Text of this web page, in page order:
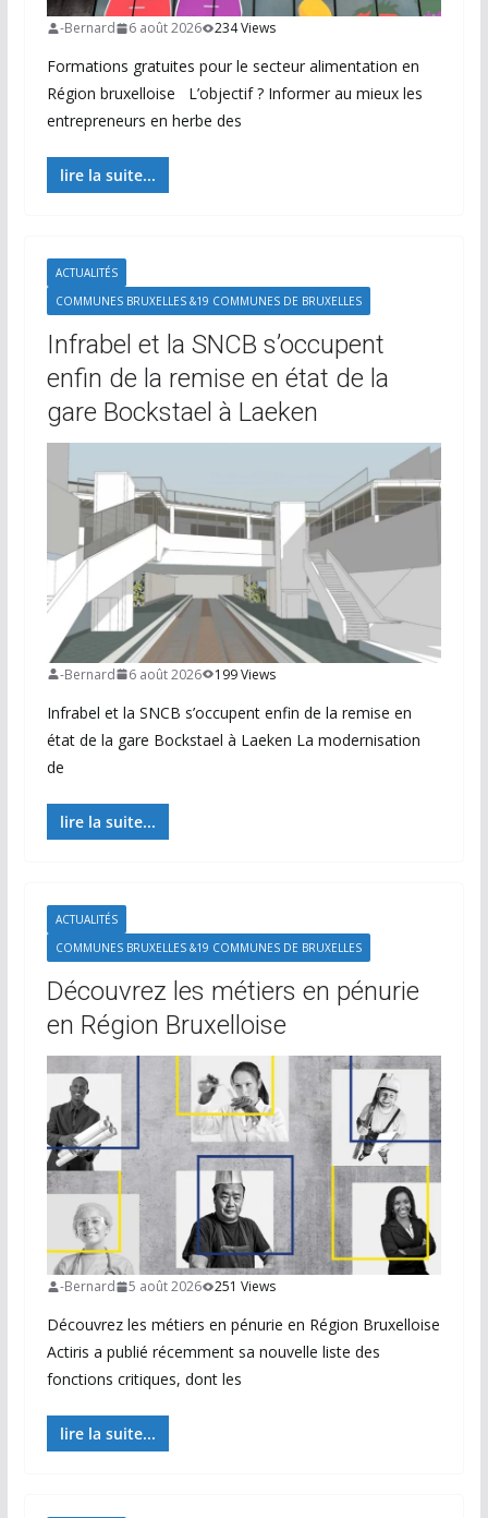
-Bernard 6 août 2026 234 Views
Formations gratuites pour le secteur alimentation en
Région bruxelloise L’objectif ? Informer au mieux les
entrepreneurs en herbe des
lire la suite...
ACTUALITÉS
COMMUNES BRUXELLES &19 COMMUNES DE BRUXELLES
Infrabel et la SNCB s’occupent
enfin de la remise en état de la
gare Bockstael à Laeken
-Bernard 6 août 2026 199 Views
Infrabel et la SNCB s’occupent enfin de la remise en
état de la gare Bockstael à Laeken La modernisation
de
lire la suite...
ACTUALITÉS
COMMUNES BRUXELLES &19 COMMUNES DE BRUXELLES
Découvrez les métiers en pénurie
en Région Bruxelloise
-Bernard 5 août 2026 251 Views
Découvrez les métiers en pénurie en Région Bruxelloise
Actiris a publié récemment sa nouvelle liste des
fonctions critiques, dont les
lire la suite...